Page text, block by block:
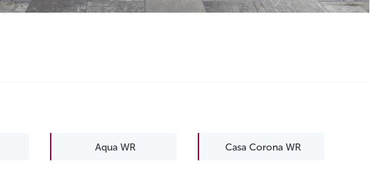
Aqua WR Casa Corona WR